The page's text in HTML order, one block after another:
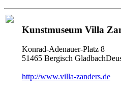
Kunstmuseum Villa
Konrad-Adenauer-Platz 8
51465 Bergisch
http://www.villa-zanders.de